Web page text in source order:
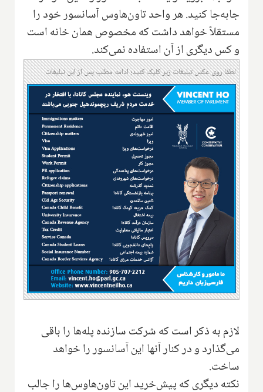
جابه‌جا کنید. هر واحد تاون‌هاوس آسانسور خود را
مستقلاً خواهد داشت که مخصوص همان خانه است
و کس دیگری از آن استفاده نمی‌کند.
لطفا روی عکس تبلیغات زیر کلیک کنید؛ ادامه مطلب پس از این تبلیغات
لازم به ذکر است که شرکت سازنده پله‌ها را باقی
می‌گذارد و در کنار آنها این آسانسور را خواهد
ساخت.
نکته دیگری که پیش‌خرید این تاون‌هاوس‌ها را جالب